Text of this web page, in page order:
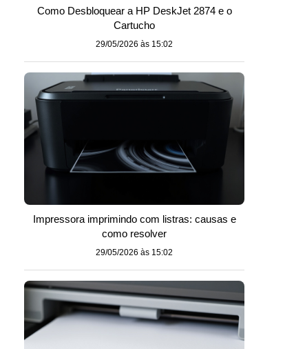
Como Desbloquear a HP DeskJet 2874 e o
Cartucho
29/05/2026 às 15:02
Impressora imprimindo com listras: causas e
como resolver
29/05/2026 às 15:02